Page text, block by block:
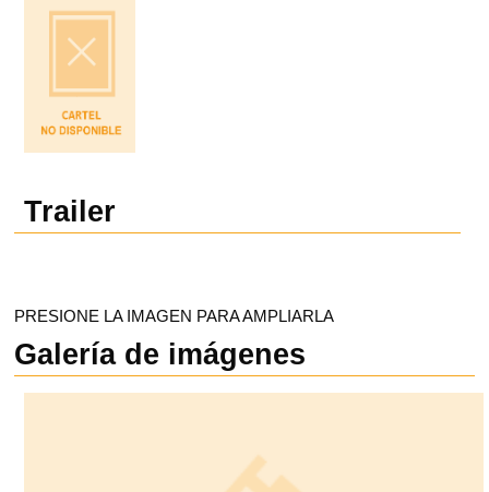
Trailer
PRESIONE LA IMAGEN PARA AMPLIARLA
Galería de imágenes